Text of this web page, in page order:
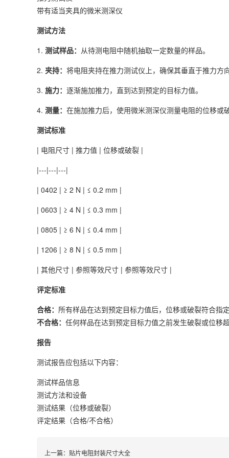
带有适当夹具的微米测深仪
测试方法
1. 测试样品： 从待测电阻中随机抽取一定数量的样品。
2. 夹持： 将电阻夹持在推力测试仪上，确保其垂直于推力方向
3. 施力： 逐渐施加推力，直到达到预定的目标力值。
4. 测量： 在施加推力后，使用微米测深仪测量电阻的位移或破
测试标准
| 电阻尺寸 | 推力值 | 位移或破裂 |
|---|---|---|
| 0402 | ≥ 2 N | ≤ 0.2 mm |
| 0603 | ≥ 4 N | ≤ 0.3 mm |
| 0805 | ≥ 6 N | ≤ 0.4 mm |
| 1206 | ≥ 8 N | ≤ 0.5 mm |
| 其他尺寸 | 参照等效尺寸 | 参照等效尺寸 |
评定标准
合格： 所有样品在达到预定目标力值后，位移或破裂符合指定
不合格： 任何样品在达到预定目标力值之前发生破裂或位移超
报告
测试报告应包括以下内容：
测试样品信息
测试方法和设备
测试结果（位移或破裂）
评定结果（合格/不合格）
上一篇： 贴片电阻封装尺寸大全